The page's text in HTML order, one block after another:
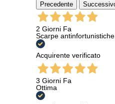
Precedente
2 Giorni Fa
Scarpe
Acquirente verificato
3 Giorni Fa
Ottima